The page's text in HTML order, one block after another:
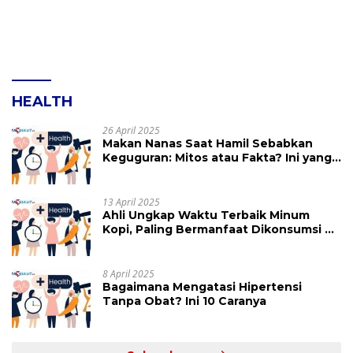
HEALTH
26 April 2025
Makan Nanas Saat Hamil Sebabkan
Keguguran: Mitos atau Fakta? Ini yang
13 April 2025
Ahli Ungkap Waktu Terbaik Minum
Kopi, Paling Bermanfaat Dikonsumsi di
8 April 2025
Bagaimana Mengatasi Hipertensi
Tanpa Obat? Ini 10 Caranya